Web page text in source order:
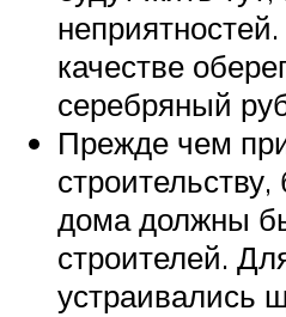
качестве
серебряный
Прежде чем
дома должны
строителей.
устраивались